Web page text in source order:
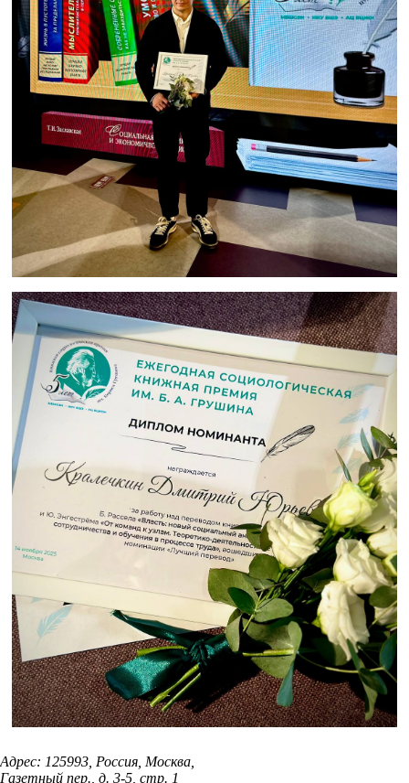
Адрес: 125993, Россия, Москва,
Газетный пер., д. 3-5, стр. 1